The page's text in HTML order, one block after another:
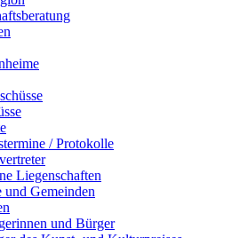
/ Protokolle
Liegenschaften
und Gemeinden
und Bürger